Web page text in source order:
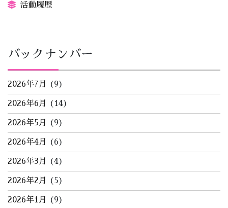
活動履歴
バックナンバー
2026年7月 (9)
2026年6月 (14)
2026年5月 (9)
2026年4月 (6)
2026年3月 (4)
2026年2月 (5)
2026年1月 (9)